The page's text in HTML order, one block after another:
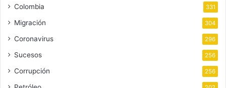
Colombia 331
Migración 304
Coronavirus 296
Sucesos 256
Corrupción 256